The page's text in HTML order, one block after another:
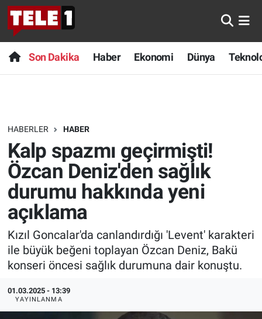
Son Dakika Haber Ekonomi Dünya
HABERLER HABER
Kalp spazmı geçirmişti!
Özcan Deniz'den sağlık
durumu hakkında yeni
açıklama
Kızıl Goncalar'da canlandırdığı 'Levent' karakteri
ile büyük beğeni toplayan Özcan Deniz, Bakü
konseri öncesi sağlık durumuna dair konuştu.
01.03.2025 - 13:39
YAYINLANMA
Anında Manşet
Başka Sohbetler
Bilim turu
Bilim ve Teknoloji Evreni
Doğa Konuşuyor
Dünya
Ege Saati
Eğitim
Son Dakika
Haber
Dünya
Teknoloji
Sağlık
Spor
Yayın Akışı
Nöbetçi Eczaneler
Hava Durumu
Trafik Durumu
Süper Lig Puan Durumu ve Fikstür
Tüm Manşetler
Son Dakika Haberleri
Haber Arşivi